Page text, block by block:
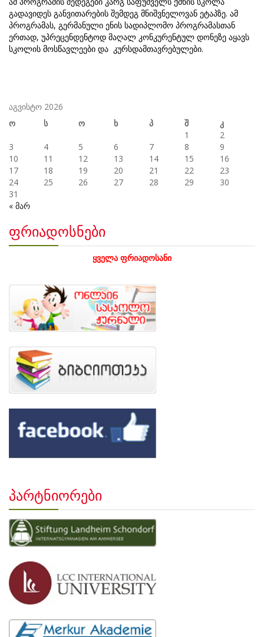
გადავიდეს განვითარების შემდეგ მნიშვნელოვან ეტაპზე. ამ
პროგრამას, გერმანული ენის სადიპლომო პროგრამასთან
ერთად, უპრეცენდენტოდ მაღალ კონკურენტულ დონეზე აყავს
სკოლის მოსწავლეები და კურსდამთავრებულები.
აგვისტო 2026
ო
ს ო ხ პ შ
კ
1
2
3
4 5 6 7 8
9
10
11 12 13 14 15
16
17
18 19 20 21 22
23
24
25 26 27 28 29
30
31
« მარ
ფრიადოსნები
ყველა ფრიადოსანი
პარტნიორები